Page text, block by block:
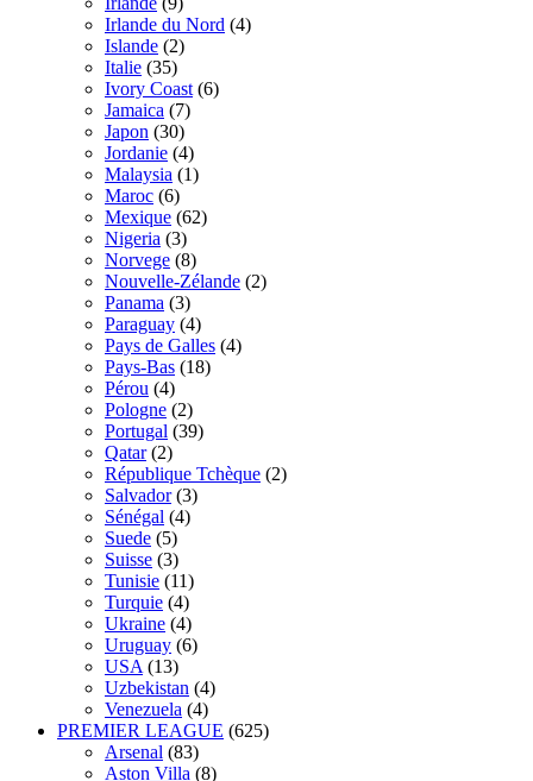
Irlande du Nord (4)
Islande (2)
Italie (35)
Ivory Coast (6)
Jamaica (7)
Japon (30)
Jordanie (4)
Malaysia (1)
Maroc (6)
Mexique (62)
Nigeria (3)
Norvege (8)
Nouvelle-Zélande (2)
Panama (3)
Paraguay (4)
Pays de Galles (4)
Pays-Bas (18)
Pérou (4)
Pologne (2)
Portugal (39)
Qatar (2)
République Tchèque (2)
Salvador (3)
Sénégal (4)
Suede (5)
Suisse (3)
Tunisie (11)
Turquie (4)
Ukraine (4)
Uruguay (6)
USA (13)
Uzbekistan (4)
Venezuela (4)
PREMIER LEAGUE (625)
Arsenal (83)
Aston Villa (8)